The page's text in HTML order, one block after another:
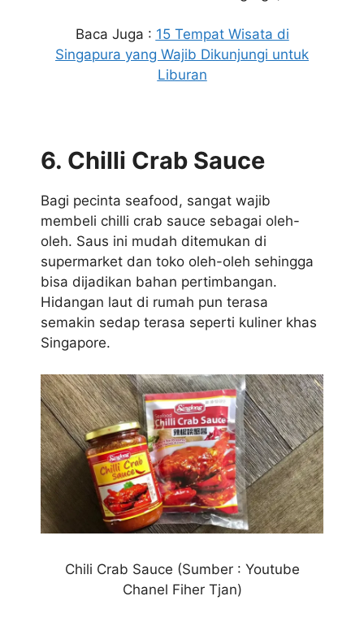
Baca Juga : 15 Tempat Wisata di
Singapura yang Wajib Dikunjungi untuk
Liburan
6. Chilli Crab Sauce
Bagi pecinta seafood, sangat wajib
membeli chilli crab sauce sebagai oleh-
oleh. Saus ini mudah ditemukan di
supermarket dan toko oleh-oleh sehingga
bisa dijadikan bahan pertimbangan.
Hidangan laut di rumah pun terasa
semakin sedap terasa seperti kuliner khas
Singapore.
Chili Crab Sauce (Sumber : Youtube
Chanel Fiher Tjan)